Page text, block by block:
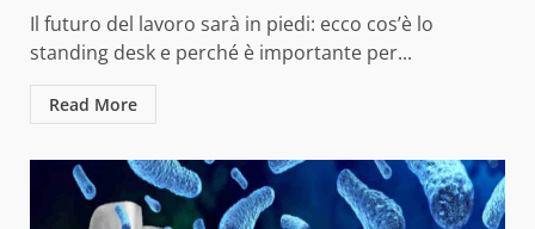
Il futuro del lavoro sarà in piedi: ecco cos’è lo
standing desk e perché è importante per...
Read More